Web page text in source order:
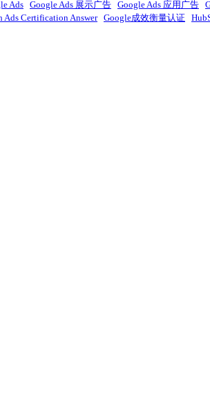
Ads Google Ads 展示广告 Google Ads 应用广告
Ads Certification Answer Google成效衡量认证